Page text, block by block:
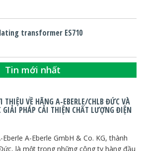
transformer ES710
Tin mới nhất
THIỆU VỀ HÃNG A-EBERLE/CHLB ĐỨC VÀ
GIẢI PHÁP CẢI THIỆN CHẤT LƯỢNG ĐIỆN
A-Eberle GmbH & Co. KG, thành
là một trong những công ty hàng đầu